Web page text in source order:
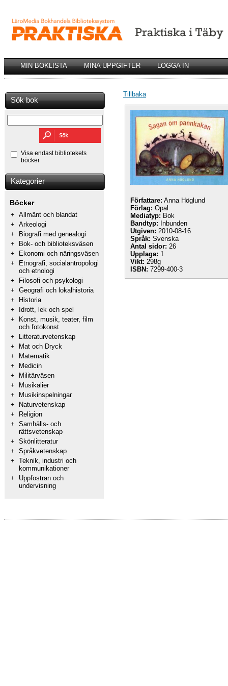
MIN BOKLISTA MINA UPPGIFTER LOGGA IN
Sök bok
Visa endast bibliotekets
böcker
Kategorier
Böcker
+ Allmänt och blandat
+ Arkeologi
+
Biografi med genealogi
+
Bok- och biblioteksväsen
+
Ekonomi och näringsväsen
+
Etnografi, socialantropologi
och etnologi
+
Filosofi och psykologi
+ Geografi och lokalhistoria
+
Historia
+
Idrott, lek och spel
+
Konst, musik, teater, film
och fotokonst
+
Litteraturvetenskap
+
Mat och Dryck
+
Matematik
+
Medicin
+
Militärväsen
+
Musikalier
+
Musikinspelningar
+
Naturvetenskap
+
Religion
+ Samhälls- och
rättsvetenskap
+ Skönlitteratur
+ Språkvetenskap
+ Teknik, industri och
kommunikationer
+
Uppfostran och
undervisning
Tillbaka
Författare: Anna Höglund
Förlag: Opal
Mediatyp: Bok
Bandtyp: Inbunden
Utgiven: 2010-08-16
Språk: Svenska
Antal sidor: 26
Upplaga: 1
Vikt: 298g
ISBN: 7299-400-3